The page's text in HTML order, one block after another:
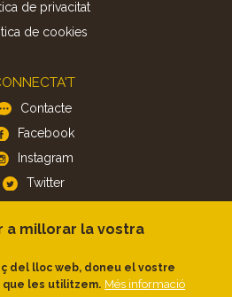
de privacitat
de cookies
Contacte
Facebook
Instagram
Twitter
APP
Android
a millorar la vostra
del lloc web, doneu el vostre
les utilitzem. Més informació